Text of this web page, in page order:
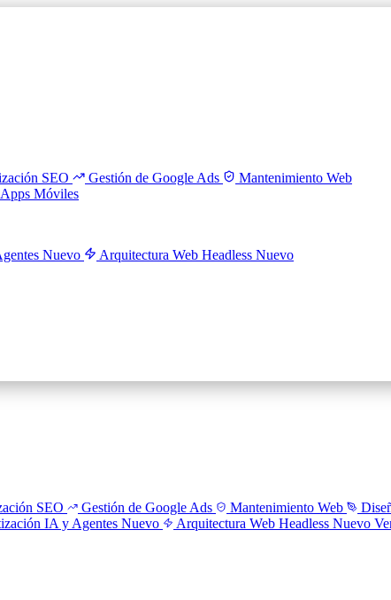
SEO Gestión de Google Ads
Mantenimiento Web
Móviles
Nuevo Arquitectura Web Headless Nuevo
SEO Gestión de Google Ads Mantenimiento Web
IA y Agentes Nuevo Arquitectura Web Headless Nuevo